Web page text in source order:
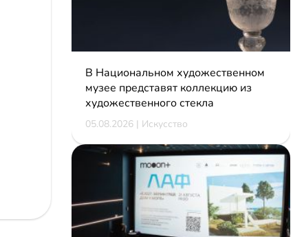
В Национальном художественном
музее представят коллекцию из
художественного стекла
05.08.2026 | Искусство